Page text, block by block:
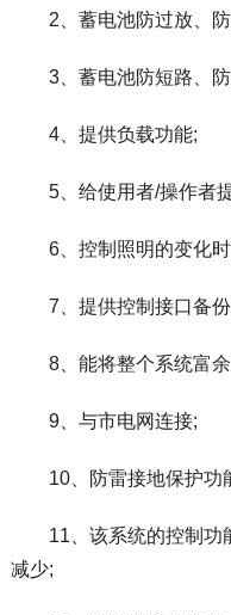
2、蓄电池防过放、防
3、蓄电池防短路、防
4、提供负载功能;
5、给使用者/操作者提
6、控制照明的变化时
7、提供控制接口备份
8、能将整个系统富余
9、与市电网连接;
10、防雷接地保护功
11、该系统的控制功
减少;